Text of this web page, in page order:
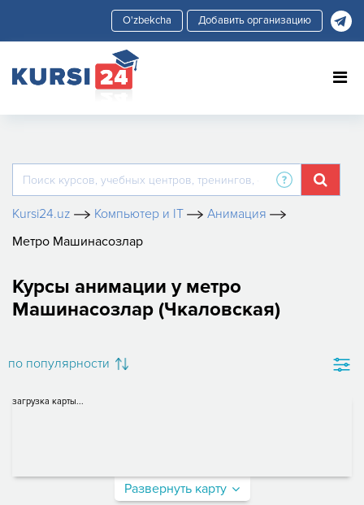
Добавить организацию
Kursi24.uz Компьютер и IT
Анимация
Метро Машинасозлар
Курсы анимации у метро
Машинасозлар (Чкаловская)
по популярности
загрузка карты...
Развернуть карту